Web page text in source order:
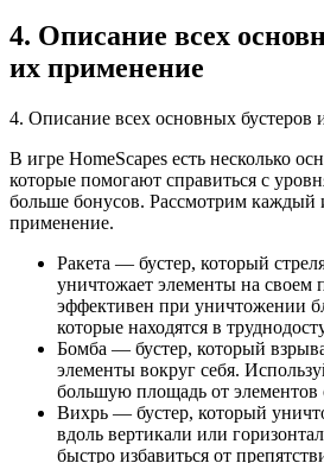
4. Описание всех
их применение
4. Описание всех основных бустеров
В игре HomeScapes есть несколько
которые помогают справиться с
больше бонусов. Рассмотрим каждый
применение.
Ракета — бустер, который
уничтожает элементы на своем
эффективен при уничтожении
которые находятся в
Бомба — бустер, который
элементы вокруг себя.
большую площадь от
Вихрь — бустер, который
вдоль вертикали или
быстро избавиться от